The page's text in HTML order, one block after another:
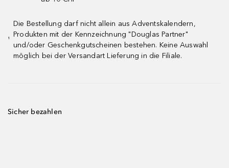
¹
Die Bestellung darf nicht allein aus Adventskalendern,
Produkten mit der Kennzeichnung "Douglas Partner"
und/oder Geschenkgutscheinen bestehen. Keine Auswahl
möglich bei der Versandart Lieferung in die Filiale.
Sicher bezahlen